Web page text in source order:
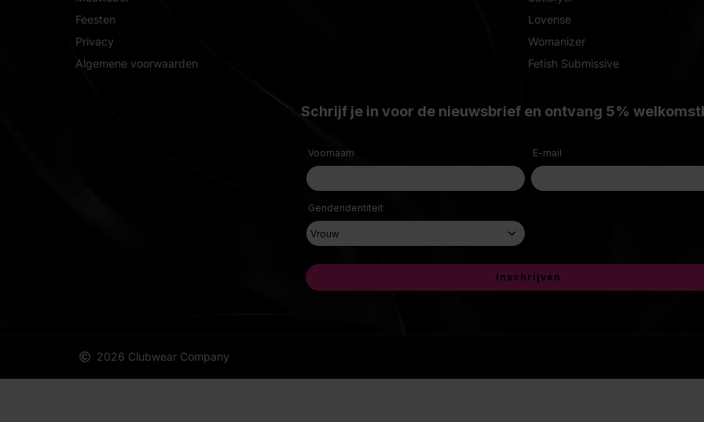
Feesten
Privacy
Algemene voorwaarden
Lovense
Womanizer
Fetish Submissive
2026 Clubwear Company